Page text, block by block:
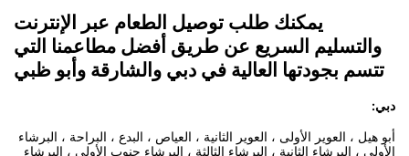
يمكنك طلب توصيل الطعام عبر الإنترنت
والتسليم السريع عن طريق أفضل مطاعمنا التي
تتسم بجودتها العالية في دبي والشارقة وأبو ظبي
دبي:
أبو هيل ، العوير الأولى ، العوير الثانية ، العياص ، البدع ، البراحة ، البرشاء
الأولى ، البرشاء الثانية ، البرشاء الثالثة ، البرشاء جنوب الأولى ، البرشاء